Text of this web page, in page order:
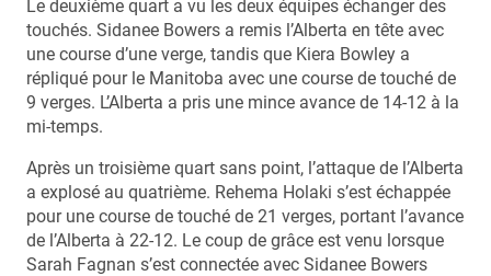
Le deuxième quart a vu les deux équipes échanger des
touchés. Sidanee Bowers a remis l’Alberta en tête avec
une course d’une verge, tandis que Kiera Bowley a
répliqué pour le Manitoba avec une course de touché de
9 verges. L’Alberta a pris une mince avance de 14-12 à la
mi-temps.
Après un troisième quart sans point, l’attaque de l’Alberta
a explosé au quatrième. Rehema Holaki s’est échappée
pour une course de touché de 21 verges, portant l’avance
de l’Alberta à 22-12. Le coup de grâce est venu lorsque
Sarah Fagnan s’est connectée avec Sidanee Bowers